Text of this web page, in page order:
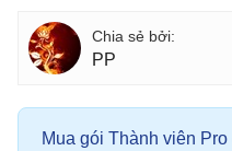
PP
Mua gói Thành viên